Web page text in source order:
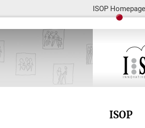
ISOP Homepage
ISOP